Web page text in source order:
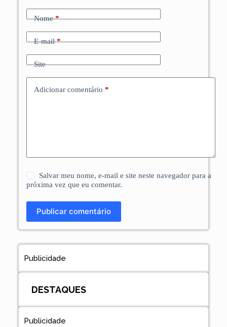
Nome*
E-mail*
Site
Adicionar comentário *
Salvar meu nome, e-mail e site neste navegador para a
próxima vez que eu comentar.
Publicar comentário
Publicidade
DESTAQUES
Publicidade